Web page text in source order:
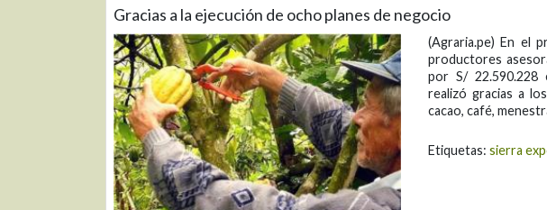
Gracias a la ejecución de ocho planes de negocio
(Agraria.pe) En el
productores
por S/ 22.590.228
realizó gracias a
cacao, café,
Etiquetas: sierra